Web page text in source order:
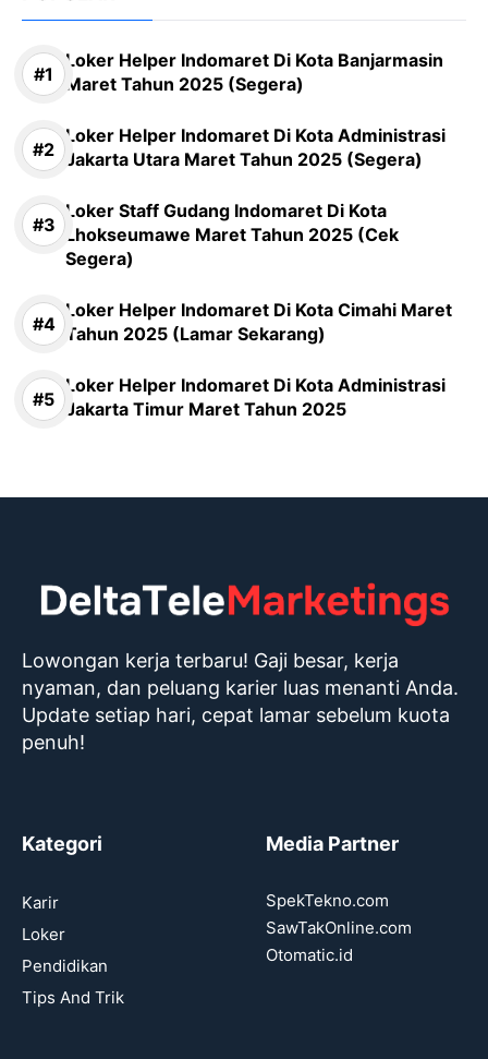
Loker Helper Indomaret Di Kota Banjarmasin
Maret Tahun 2025 (Segera)
Loker Helper Indomaret Di Kota Administrasi
Jakarta Utara Maret Tahun 2025 (Segera)
Loker Staff Gudang Indomaret Di Kota
Lhokseumawe Maret Tahun 2025 (Cek
Segera)
Loker Helper Indomaret Di Kota Cimahi Maret
Tahun 2025 (Lamar Sekarang)
Loker Helper Indomaret Di Kota Administrasi
Jakarta Timur Maret Tahun 2025
Lowongan kerja terbaru! Gaji besar, kerja
nyaman, dan peluang karier luas menanti Anda.
Update setiap hari, cepat lamar sebelum kuota
penuh!
Kategori
Karir
Loker
Pendidikan
Tips And Trik
Media Partner
SpekTekno.com
SawTakOnline.com
Otomatic.id